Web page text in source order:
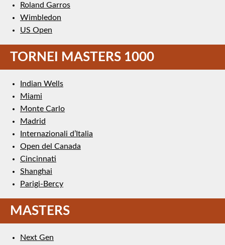
Roland Garros
Wimbledon
US Open
TORNEI MASTERS 1000
Indian Wells
Miami
Monte Carlo
Madrid
Internazionali d’Italia
Open del Canada
Cincinnati
Shanghai
Parigi-Bercy
MASTERS
Next Gen